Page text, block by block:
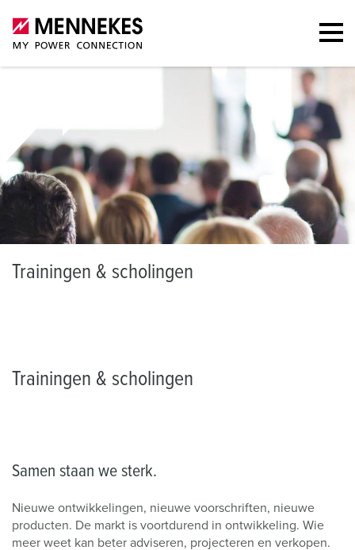
Trainingen & scholingen
Trainingen & scholingen
Samen staan we sterk.
Nieuwe ontwikkelingen, nieuwe voorschriften, nieuwe
producten. De markt is voortdurend in ontwikkeling. Wie
meer weet kan beter adviseren, projecteren en verkopen.